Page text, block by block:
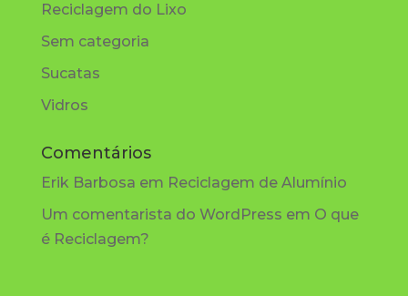
Reciclagem do Lixo
Sem categoria
Sucatas
Vidros
Comentários
Erik Barbosa em Reciclagem de Alumínio
Um comentarista do WordPress em O que
é Reciclagem?